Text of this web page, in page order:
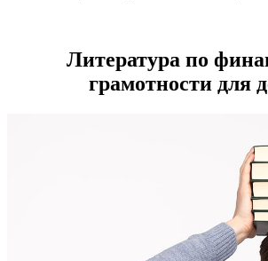
Литература по
грамотности для